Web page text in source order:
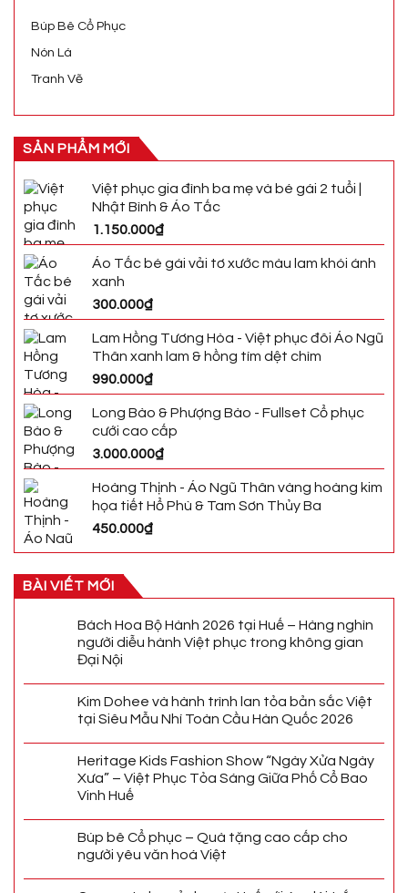
Búp Bê Cổ Phục
Nón Lá
Tranh Vẽ
SẢN PHẨM MỚI
Việt phục gia đình ba mẹ và bé gái 2 tuổi |
Nhật Bình & Áo Tấc
1.150.000₫
Áo Tấc bé gái vải tơ xước màu lam khói ánh
xanh
300.000₫
Lam Hồng Tương Hòa - Việt phục đôi Áo Ngũ
Thân xanh lam & hồng tím dệt chìm
990.000₫
Long Bào & Phượng Bào - Fullset Cổ phục
cưới cao cấp
3.000.000₫
Hoàng Thịnh - Áo Ngũ Thân vàng hoàng kim
họa tiết Hổ Phù & Tam Sơn Thủy Ba
450.000₫
BÀI VIẾT MỚI
Bách Hoa Bộ Hành 2026 tại Huế – Hàng nghìn
người diễu hành Việt phục trong không gian
Đại Nội
Kim Dohee và hành trình lan tỏa bản sắc Việt
tại Siêu Mẫu Nhí Toàn Cầu Hàn Quốc 2026
Heritage Kids Fashion Show “Ngày Xửa Ngày
Xưa” – Việt Phục Tỏa Sáng Giữa Phố Cổ Bao
Vinh Huế
Búp bê Cổ phục – Quà tặng cao cấp cho
người yêu văn hoá Việt